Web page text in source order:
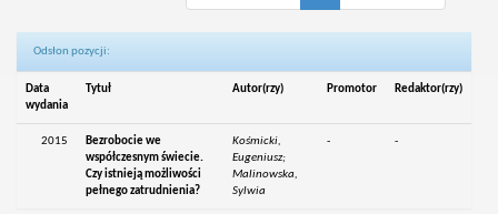
Odsłon pozycji:
Data
wydania
Tytuł Autor(rzy) Promotor Redaktor(rzy)
2015
Bezrobocie we
współczesnym świecie.
Czy istnieją możliwości
pełnego zatrudnienia?
Kośmicki,
Eugeniusz;
Malinowska,
Sylwia
- -